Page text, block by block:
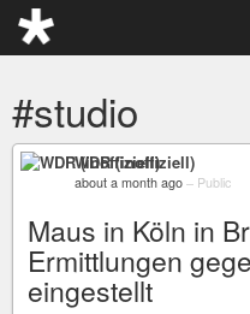
#studio
WDR (inoffiziell)
about a month ago – Public
Maus in Köln in
Ermittlungen
eingestellt